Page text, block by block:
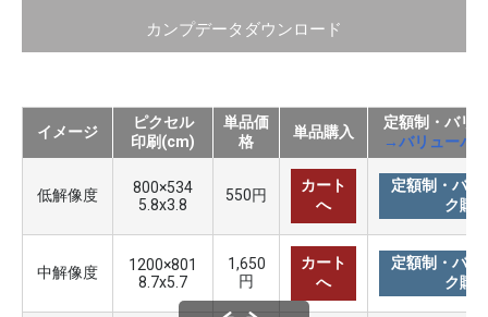
カンプデータダウンロード
イメージ
ピクセル
印刷(cm)
単品価
格
単品購入
定額制・バリ
→バリューパ
低解像度
800×534
5.8x3.8
550円
カート
へ
定額制・バリ
ク購
中解像度
1200×801
8.7x5.7
1,650
円
カート
へ
定額制・バリ
ク購